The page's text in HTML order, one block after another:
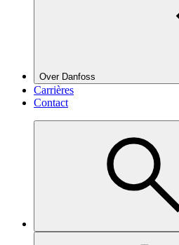
Over Danfoss
Carrières
Contact